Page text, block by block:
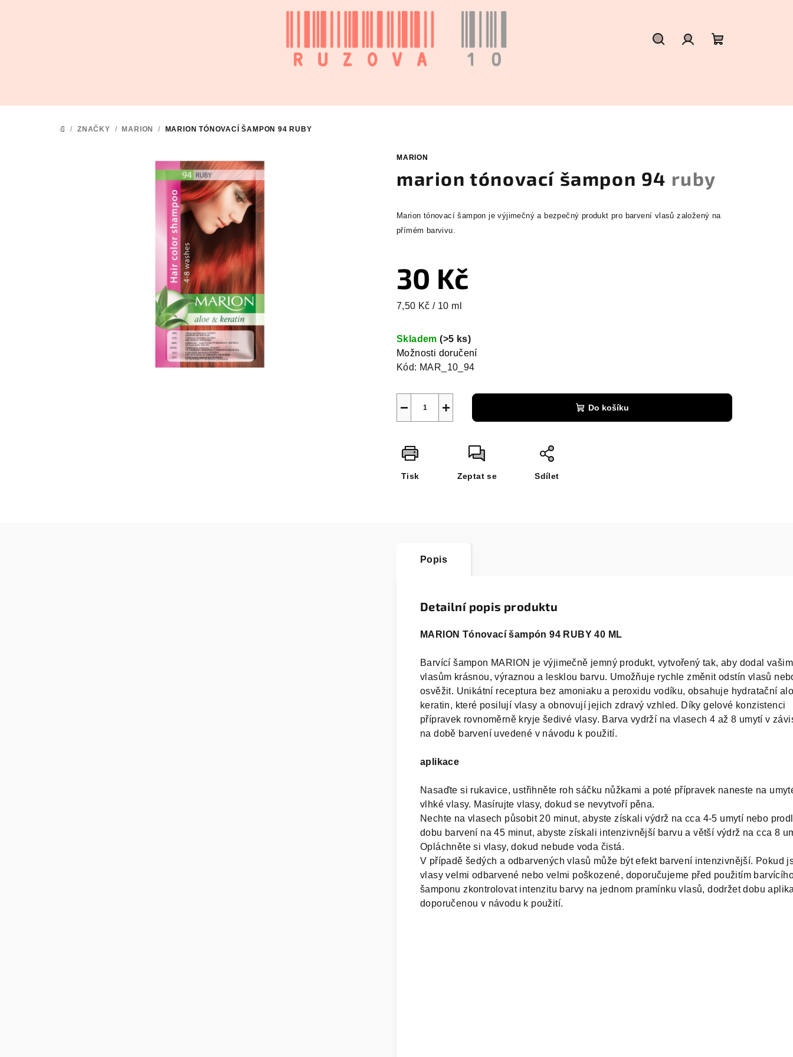
DOMŮ
/ ZNAČKY / MARION / MARION TÓNOVACÍ ŠAMPON 94RUBY
MARION
marion tónovací šampon 94 ruby
Marion tónovací šampon je výjimečný a bezpečný produkt pro barvení vlasů založený na
přímém barvivu.
30 Kč
Měrná
7,50 Kč / 10 ml
Skladem(>5 ks)
Možnosti doručení
Kód: MAR_10_94
+
− Do košíku
Tisk Zeptat se Sdílet
Popis
Detailní popis produktu
MARION Tónovací šampón 94 RUBY 40 ML
Barvící šampon MARION je výjimečně jemný produkt, vytvořený tak, aby dodal vašim
vlasům krásnou, výraznou a lesklou barvu. Umožňuje rychle změnit odstín vlasů
osvěžit. Unikátní receptura bez amoniaku a peroxidu vodíku, obsahuje hydratační
keratin, které posilují vlasy a obnovují jejich zdravý vzhled. Díky gelové konzistenci
přípravek rovnoměrně kryje šedivé vlasy. Barva vydrží na vlasech 4 až 8 umytí v
na době barvení uvedené v návodu k použití.
aplikace
Nasaďte si rukavice, ustřihněte roh sáčku nůžkami a poté přípravek naneste na
vlhké vlasy. Masírujte vlasy, dokud se nevytvoří pěna.
Nechte na vlasech působit 20 minut, abyste získali výdrž na cca 4-5 umytí nebo
dobu barvení na 45 minut, abyste získali intenzivnější barvu a větší výdrž na cca 8
Opláchněte si vlasy, dokud nebude voda čistá.
V případě šedých a odbarvených vlasů může být efekt barvení intenzivnější. Pokud
vlasy velmi odbarvené nebo velmi poškozené, doporučujeme před použitím
šamponu zkontrolovat intenzitu barvy na jednom pramínku vlasů, dodržet dobu
doporučenou v návodu k použití.